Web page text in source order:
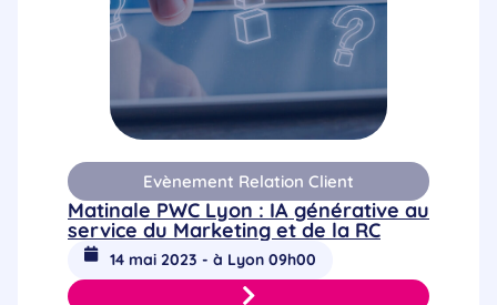
Evènement Relation Client
Matinale PWC Lyon : IA générative au
service du Marketing et de la RC
14 mai 2023 - à Lyon 09h00